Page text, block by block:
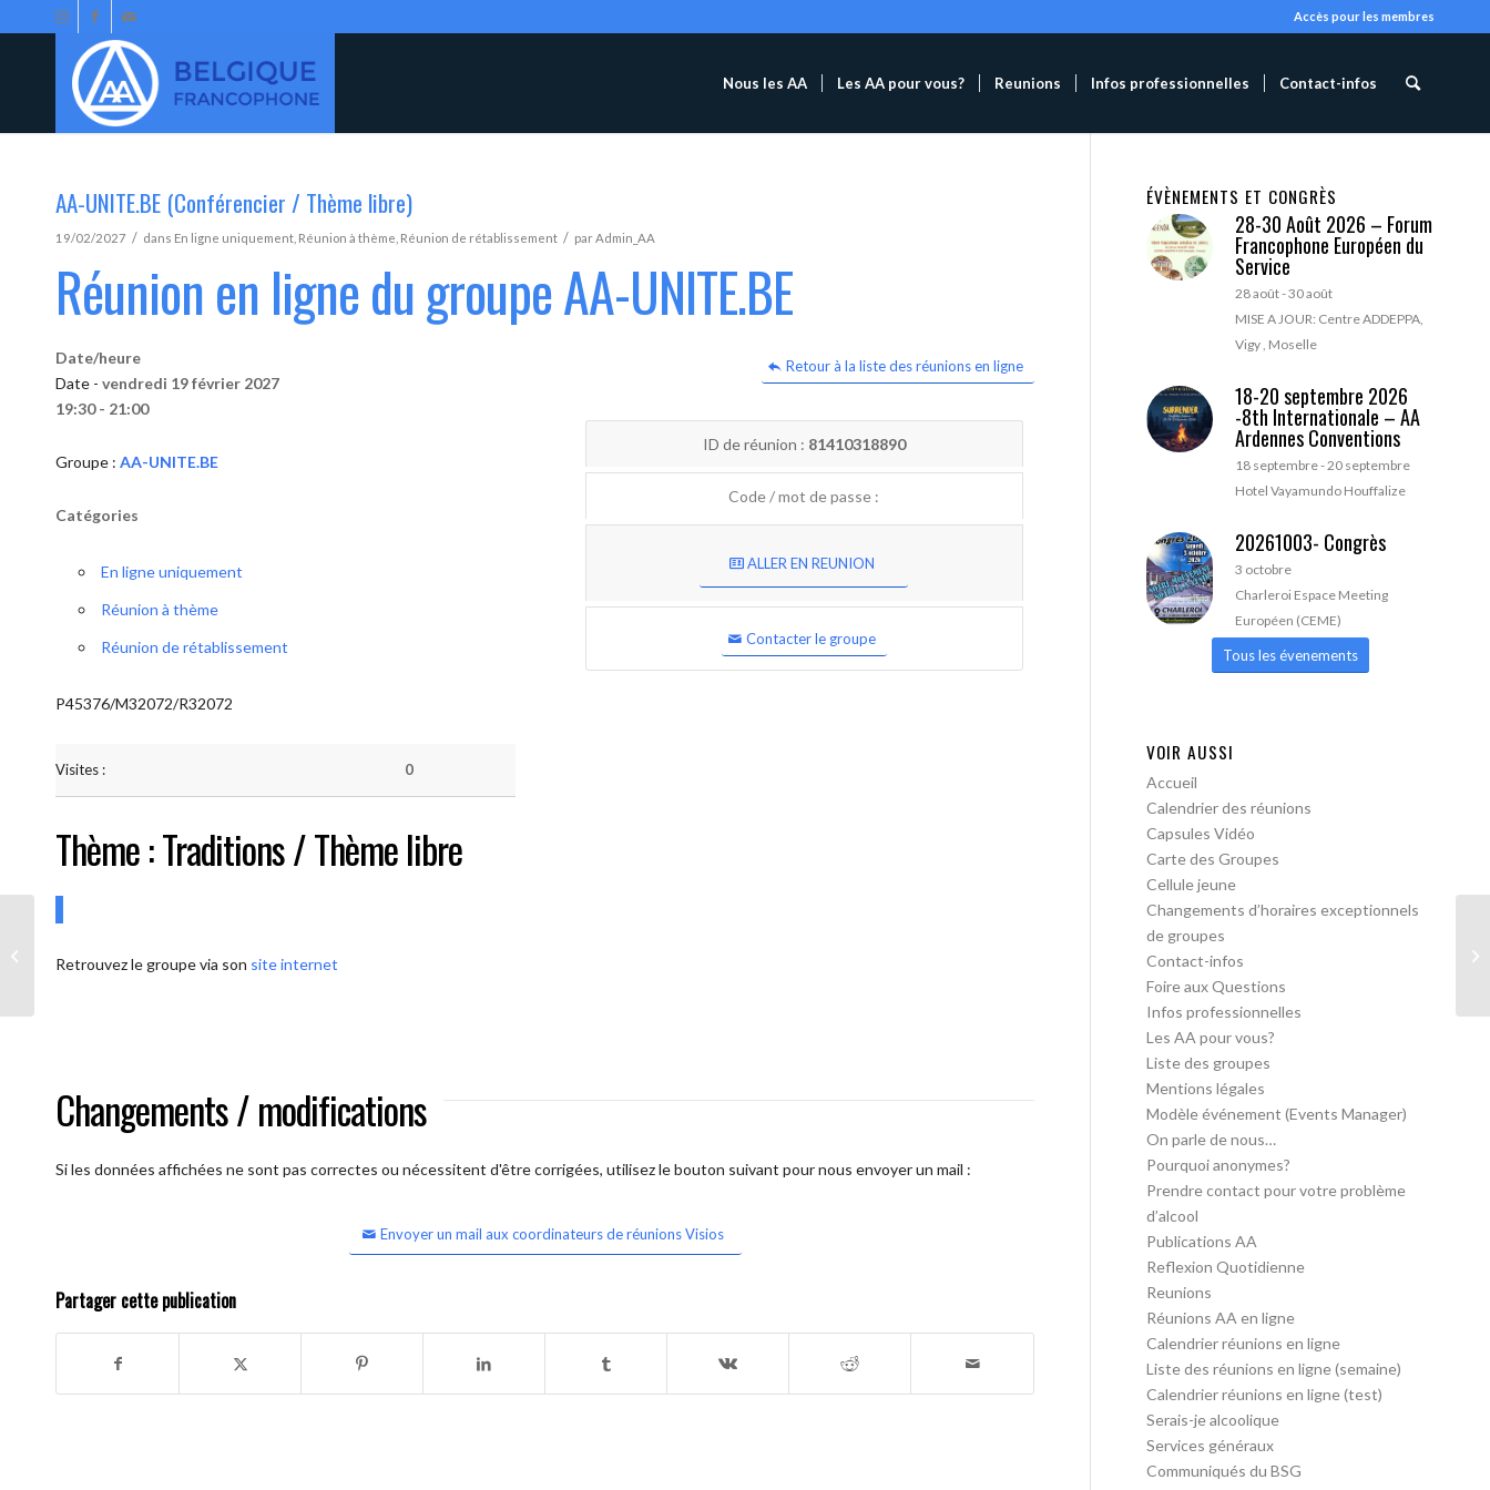
Accès pour les membres
Nous les AA Les AA pour vous? Reunions Infos professionnelles Contact-infos
AA-UNITE.BE (Conférencier / Thème libre)
19/02/2027 / dans En ligne uniquement Réunion à thème Réunion de rétablissement / parAdmin_AA
Réunion en ligne du groupe AA-UNITE.BE
Retour à la liste des réunions en ligne
Date/heure
Date - vendredi 19 février 2027
19:30 - 21:00
Groupe : AA-UNITE.BE
Catégories
En ligne uniquement
Réunion à thème
Réunion de rétablissement
P45376/M32072/R32072
Visites : 0
ID de réunion : 81410318890
Code / mot de passe :
ALLER EN REUNION
Contacter le groupe
Thème : Traditions / Thème libre
Retrouvez le groupe via son site internet
Changements / modifications
Si les données affichées ne sont pas correctes ou nécessitent d'être corrigées, utilisez le bouton suivant pour nous envoyer un mail :
Envoyer un mail aux coordinateurs de réunions Visios
Partager cette publication
ÉVÈNEMENTS ET CONGRÈS
28-30 Août 2026 – Forum
Francophone Européen du
Service
28 août-30 août
MISE A JOUR: Centre ADDEPPA,
Vigy , Moselle
18-20 septembre 2026
-8th Internationale – AA
Ardennes Conventions
18 septembre-20 septembre
Hotel Vayamundo Houffalize
20261003- Congrès
3 octobre
Charleroi Espace Meeting
Européen (CEME)
Tous les évenements
VOIR AUSSI
Accueil
Calendrier des réunions
Capsules Vidéo
Carte des Groupes
Cellule jeune
Changements d’horaires exceptionnels
de groupes
Contact-infos
Foire aux Questions
Infos professionnelles
Les AA pour vous?
Liste des groupes
Mentions légales
Modèle événement (Events Manager)
On parle de nous…
Pourquoi anonymes?
Prendre contact pour votre problème
d’alcool
Publications AA
Reflexion Quotidienne
Reunions
Réunions AA en ligne
Calendrier réunions en ligne
Liste des réunions en ligne (semaine)
Calendrier réunions en ligne (test)
Serais-je alcoolique
Services généraux
Communiqués du BSG
libre)